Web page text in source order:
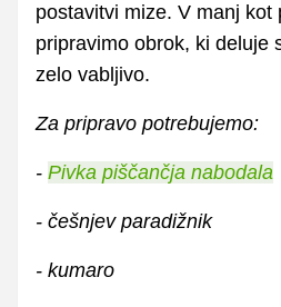
postavitvi mize. V manj kot
pripravimo obrok, ki deluje
zelo vabljivo.
Za pripravo potrebujemo:
- Pivka piščančja nabodala
- češnjev paradižnik
- kumaro